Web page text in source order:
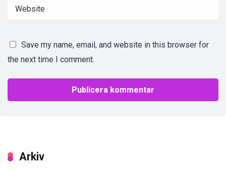
Save my name, email, and website in this browser for
the next time I comment.
Arkiv